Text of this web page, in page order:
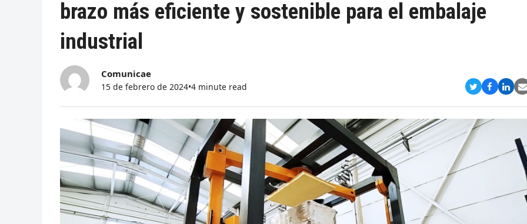
brazo más eficiente y sostenible para el embalaje
industrial
Comunicae
15 de febrero de 2024•4 minute read Compartir
Twitter